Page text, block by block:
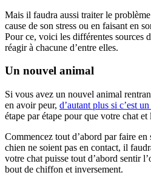
Mais il faudra aussi traiter le
cause de son stress ou en faisant en
Pour ce, voici les différentes sources
réagir à chacune d’entre elles.
Un nouvel animal
Si vous avez un nouvel animal
en avoir peur, d’autant plus si c’est
étape par étape pour que votre chat et
Commencez tout d’abord par faire
chien ne soient pas en contact, il
votre chat puisse tout d’abord sentir
bout de chiffon et inversement.